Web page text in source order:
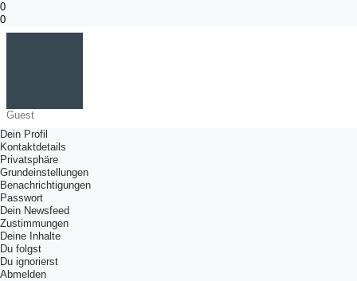
0
0
Guest
Dein Profil
Kontaktdetails
Privatsphäre
Grundeinstellungen
Benachrichtigungen
Passwort
Dein Newsfeed
Zustimmungen
Deine Inhalte
Du folgst
Du ignorierst
Abmelden